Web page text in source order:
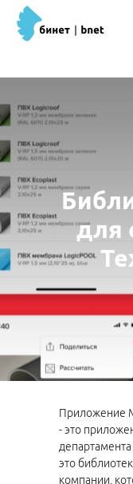
для
Приложение
- это
это
компании,